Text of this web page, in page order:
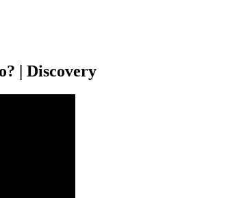
| Discovery